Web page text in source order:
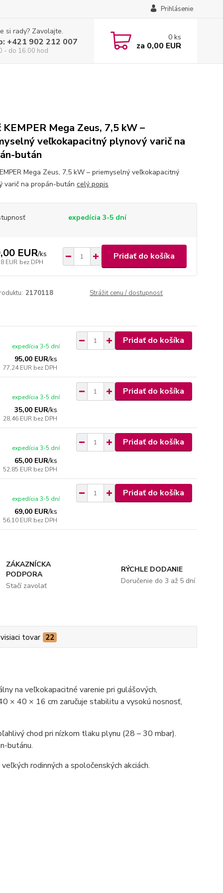
Prihlásenie
si rady? Zavolajte.
+421 902 212 007
- do 16:00 hod
0 ks
za 0,00 EUR
KEMPER Mega Zeus, 7,5 kW –
veľkokapacitný plynový varič na
bután
Mega Zeus, 7,5 kW – priemyselný veľkokapacitný
varič na propán-bután celý popis
expedícia 3-5 dní
EUR/ks
EUR bez DPH
Pridať do košíka
2170118 Strážiť cenu / dostupnosť
95,00 EUR/ks
77,24 EUR bez DPH
expedícia 3-5 dní
Pridať do košíka
35,00 EUR/ks
28,46 EUR bez DPH
expedícia 3-5 dní
Pridať do košíka
65,00 EUR/ks
52,85 EUR bez DPH
expedícia 3-5 dní
Pridať do košíka
69,00 EUR/ks
56,10 EUR bez DPH
expedícia 3-5 dní
Pridať do košíka
ZÁKAZNÍCKA
PODPORA
Stačí zavolať
RÝCHLE DODANIE
Doručenie do 3 až 5 dní
tovar 22
na veľkokapacitné varenie pri gulášových,
× 40 × 16 cm zaručuje stabilitu a vysokú nosnosť,
chod pri nízkom tlaku plynu (28 – 30 mbar).
butánu.
rodinných a spoločenských akciách.